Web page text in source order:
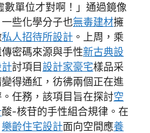
數單位才對啊！」通過鏡像
些化學分子也無毒建材擁
私人招待所設計 。上周，乘
密碼來源與手性新古典設
討項目 設計家豪宅樣品采
得通紅，彷彿兩個正在進
任務，該項目旨在探討空
酸-核苷的手性組合規律。在
樂齡住宅設計面向空間應養